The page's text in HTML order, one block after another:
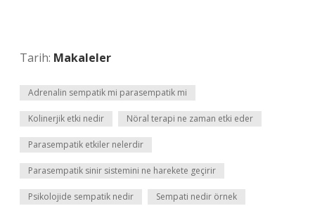
Tarih: Makaleler
Adrenalin sempatik mi parasempatik mi
Kolinerjik etki nedir Nöral terapi ne zaman etki eder
Parasempatik etkiler nelerdir
Parasempatik sinir sistemini ne harekete geçirir
Psikolojide sempatik nedir Sempati nedir örnek